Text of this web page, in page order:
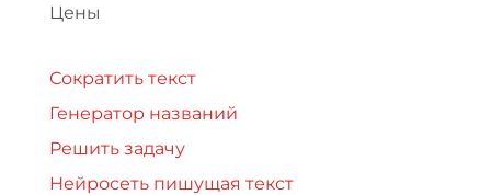
Цены
Сократить текст
Генератор названий
Решить задачу
Нейросеть пишущая текст